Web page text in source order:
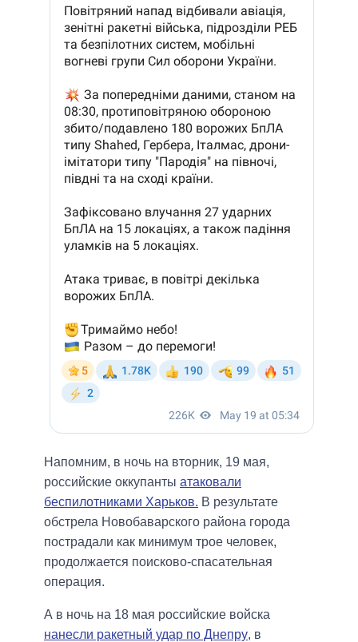
Напомним, в ночь на вторник, 19 мая,
российские оккупанты атаковали
беспилотниками Харьков. В результате
обстрела Новобаварского района города
пострадали как минимум трое человек,
продолжается поисково-спасательная
операция.
А в ночь на 18 мая российские войска
нанесли ракетный удар по Днепру, в